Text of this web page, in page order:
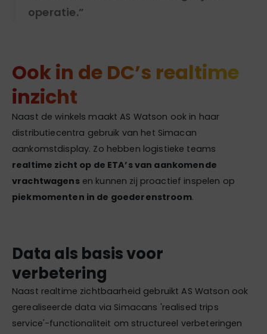
operatie.”
Ook in de DC’s realtime
inzicht
Naast de winkels maakt AS Watson ook in haar
distributiecentra gebruik van het Simacan
aankomstdisplay. Zo hebben logistieke teams
realtime zicht op de ETA’s van aankomende
vrachtwagensen kunnen zij proactief inspelen op
piekmomenten in de goederenstroom.
Data als basis voor
verbetering
Naast realtime zichtbaarheid gebruikt AS Watson ook
gerealiseerde data via Simacans 'realised trips
service'-functionaliteit om structureel verbeteringen